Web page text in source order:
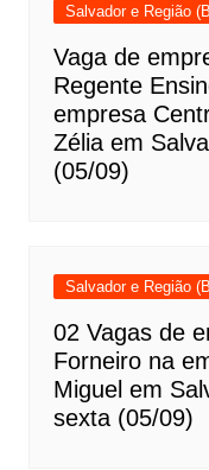
Salvador e Região
Vaga de
Regente
empresa
Zélia em
(05/09)
Salvador e Região
02 Vagas de
Forneiro na
Miguel em
sexta (05/09)